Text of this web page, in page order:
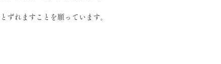
ずれますことを願っています。